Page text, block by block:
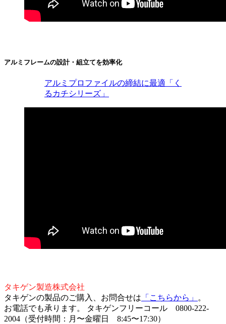
アルミフレームの設計・組立てを効率化
アルミプロファイルの締結に最適「く
るカチシリーズ」
タキゲン製造株式会社
タキゲンの製品のご購入、お問合せは 「こちらから」 。
お電話でも承ります。 タキゲンフリーコール 0800-222-
2004（受付時間：月〜金曜日 8:45〜17:30）